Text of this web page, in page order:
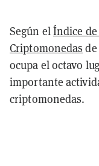
Según elÍndice
Criptomonedas
ocupa el octavo
importante
criptomonedas.